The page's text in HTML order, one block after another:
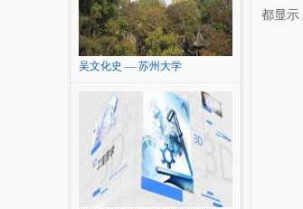
吴文化史 — 苏州大学
都显示